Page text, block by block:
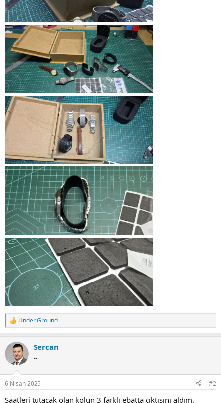
R
e
c
i
s
Under Ground
Sercan
--
6 Nisan 2025 #2
Saatleri tutacak olan kolun 3 farklı ebatta çıktısını aldım.